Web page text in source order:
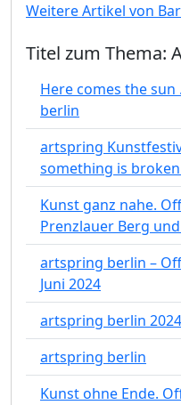
Weitere Artikel von
Titel zum Thema:
Here comes the
berlin
artspring
something is
Kunst ganz nahe.
Prenzlauer Berg
artspring berlin –
Juni 2024
artspring berlin
artspring berlin
Kunst ohne Ende.